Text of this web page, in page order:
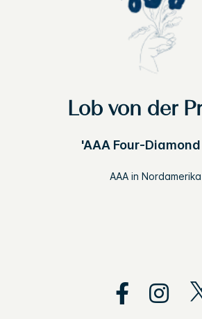
Lob von der
'AAA Four-
AAA in Nordamerika